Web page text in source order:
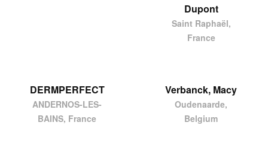
Dupont
Saint Raphaël,
France
DERMPERFECT
ANDERNOS-LES-
BAINS, France
Verbanck, Macy
Oudenaarde,
Belgium